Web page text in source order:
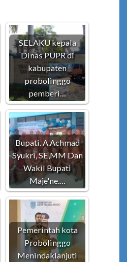
SELAKU kepala
Dinas PUPR di
kabupaten
probolinggo
pemberi…
Bupati. A.Achmad
Syukri, SE,MM Dan
Wakil Bupati
Maje'ne.…
Pemerintah kota
Probolinggo
Menindaklanjuti